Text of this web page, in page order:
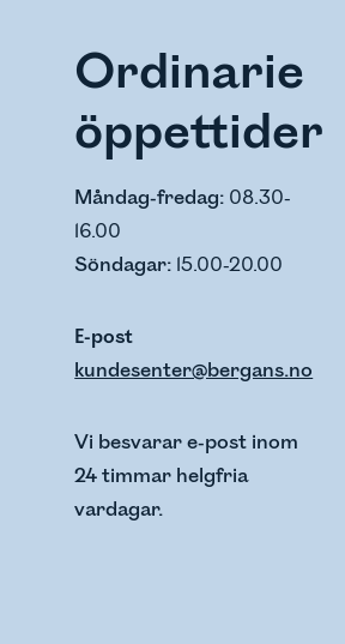
Ordinarie
öppettider
Måndag-fredag: 08.30-
16.00
Söndagar: 15.00-20.00
E-post
kundesenter@bergans.no
Vi besvarar e-post inom
24 timmar helgfria
vardagar.